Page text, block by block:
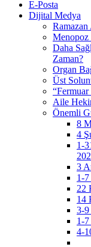
E-Posta
Dijital Medya
Ramazan
Menopoz
Daha
Zaman?
Organ
Üst
Aile
Önemli
8
4
1-
3
1-7
22
14
3-9
1-
4-